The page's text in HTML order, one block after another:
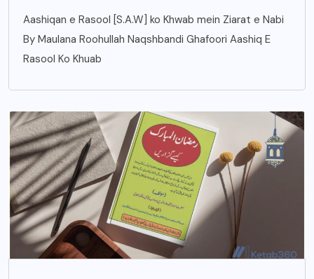
Aashiqan e Rasool [S.A.W] ko Khwab mein Ziarat e Nabi
By Maulana Roohullah Naqshbandi Ghafoori Aashiq E
Rasool Ko Khuab